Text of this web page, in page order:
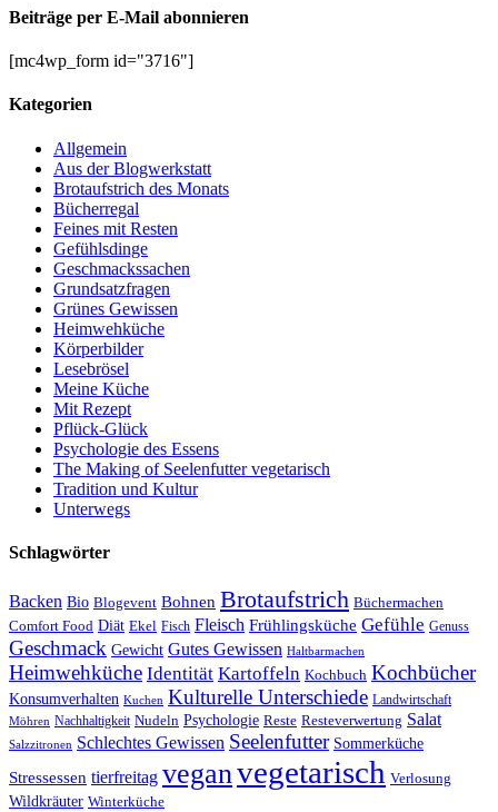
Beiträge per E-Mail abonnieren
[mc4wp_form id="3716"]
Kategorien
Allgemein
Aus der Blogwerkstatt
Brotaufstrich des Monats
Bücherregal
Feines mit Resten
Gefühlsdinge
Geschmackssachen
Grundsatzfragen
Grünes Gewissen
Heimwehküche
Körperbilder
Lesebrösel
Meine Küche
Mit Rezept
Pflück-Glück
Psychologie des Essens
The Making of Seelenfutter vegetarisch
Tradition und Kultur
Unterwegs
Schlagwörter
Backen Bio Blogevent Bohnen Brotaufstrich Büchermachen
Comfort Food Diät Ekel Fisch Fleisch Frühlingsküche Gefühle Genuss
Geschmack Gewicht Gutes Gewissen Haltbarmachen
Heimwehküche Identität Kartoffeln Kochbuch Kochbücher
Konsumverhalten Kuchen Kulturelle Unterschiede Landwirtschaft
Möhren Nachhaltigkeit Nudeln Psychologie Reste Resteverwertung Salat
Salzzitronen Schlechtes Gewissen Seelenfutter Sommerküche
Stressessen tierfreitag veganvegetarisch Verlosung
Wildkräuter Winterküche